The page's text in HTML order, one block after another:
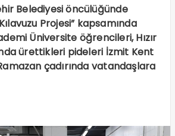
Belediyesi öncülüğünde
Projesi” kapsamında
Üniversite öğrencileri, Hızır
ürettikleri pideleri İzmit Kent
çadırında vatandaşlara